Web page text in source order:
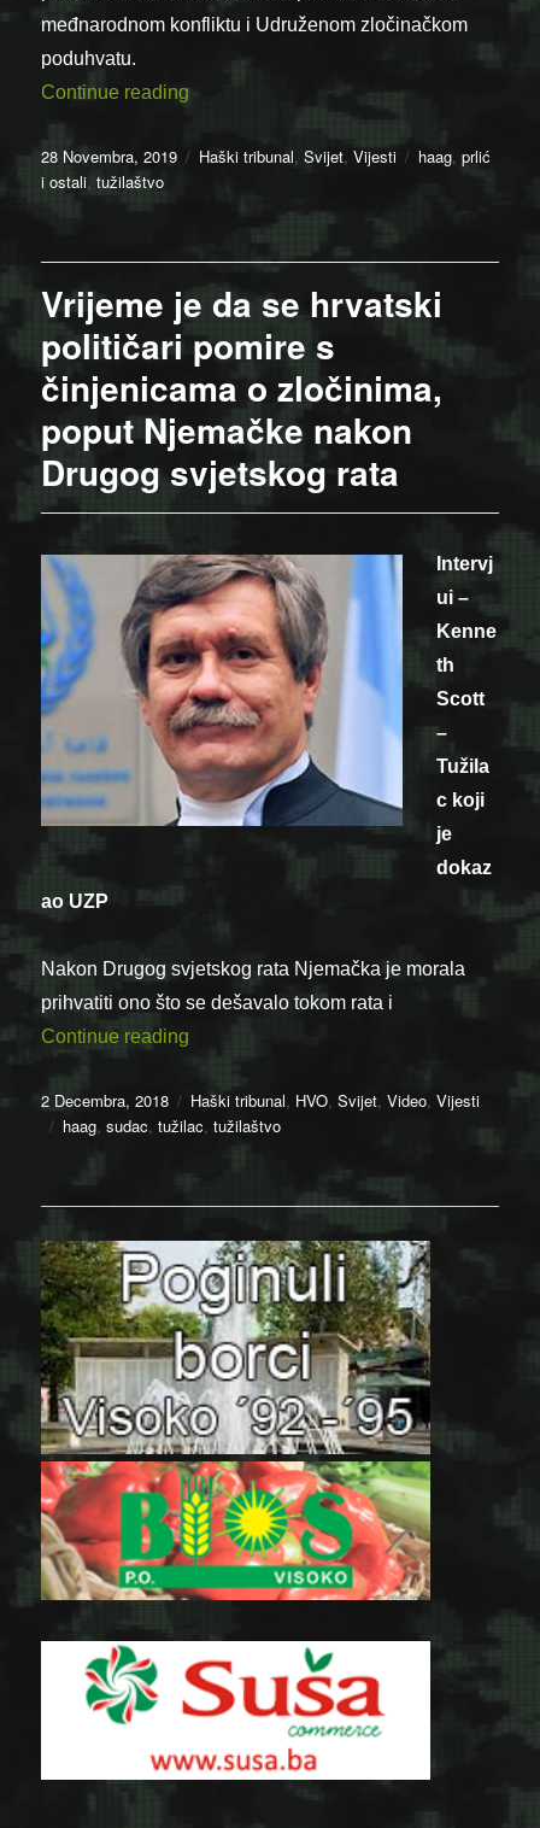
međnarodnom konfliktu i Udruženom zločinačkom
poduhvatu.
Continue reading“Dokazali smo učešće Hrvatske u ratu u
Posted
on
28 Novembra, 2019 Categories
Haški tribunal ,Svijet,Vijesti Tags
haag,prlić
i ostali,tužilaštvo
Vrijeme je da se hrvatski
političari pomire s
činjenicama o zločinima,
poput Njemačke nakon
Drugog svjetskog rata
Intervj
ui –
Kenne
th
Scott
–
Tužila
c koji
je
dokaz
ao UZP
Nakon Drugog svjetskog rata Njemačka je morala
prihvatiti ono što se dešavalo tokom rata i
Continue reading
Posted
on
2 Decembra, 2018 Categories
Haški tribunal, HVO,Svijet,Video,Vijesti
Tags
haag,sudac,tužilac,tužilaštvo